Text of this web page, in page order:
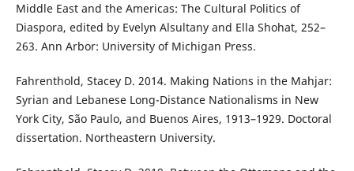
Middle East and the Americas: The Cultural Politics of
Diaspora, edited by Evelyn Alsultany and Ella Shohat, 252–
263. Ann Arbor: University of Michigan Press.
Fahrenthold, Stacey D. 2014. Making Nations in the Mahjar:
Syrian and Lebanese Long-Distance Nationalisms in New
York City, São Paulo, and Buenos Aires, 1913–1929. Doctoral
dissertation. Northeastern University.